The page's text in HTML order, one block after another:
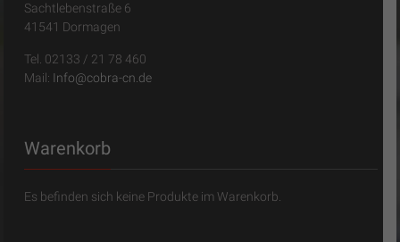
Sachtlebenstraße 6
41541 Dormagen
Tel. 02133 / 21 78 460
Mail: Info@cobra-cn.de
Warenkorb
Es befinden sich keine Produkte im Warenkorb.